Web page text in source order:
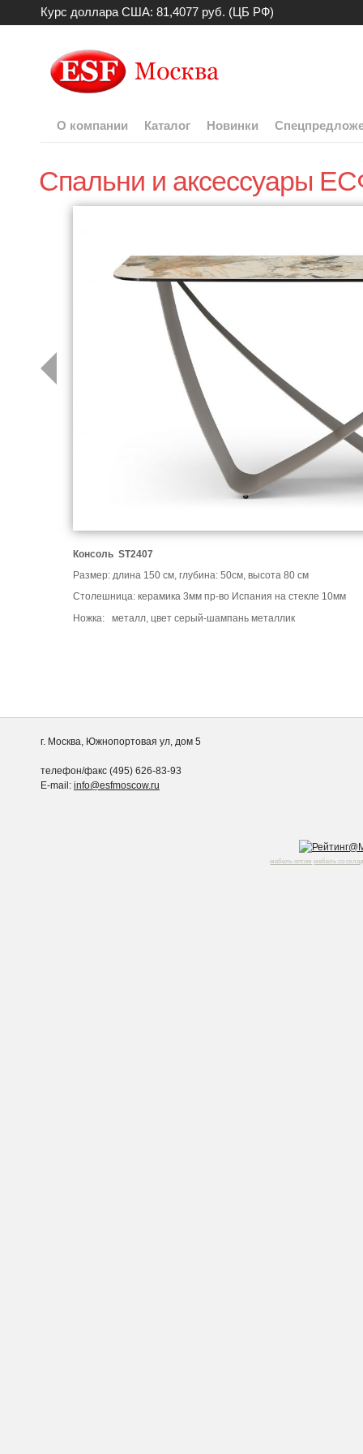
Курс доллара США: 81,4077 руб. (ЦБ РФ)
О компании Каталог Новинки
Спальни и аксессуары
Консоль ST2407
Размер: длина 150 см, глубина: 50см, высота 80 см
Столешница: керамика 3мм пр-во Испания на стекле 10мм
Ножка: металл, цвет серый-шампань металлик
г. Москва, Южнопортовая ул, дом 5
телефон/факс (495) 626-83-93
E-mail: info@esfmoscow.ru
мебель оптом мебель со